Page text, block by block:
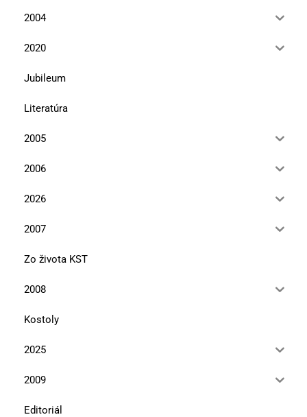
2004
2020
Jubileum
Literatúra
2005
2006
2026
2007
Zo života KST
2008
Kostoly
2025
2009
Editoriál